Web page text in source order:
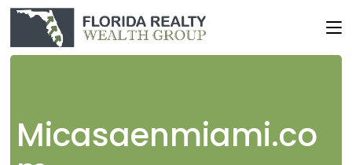
Skip
to
content
Micasaenmiami.co